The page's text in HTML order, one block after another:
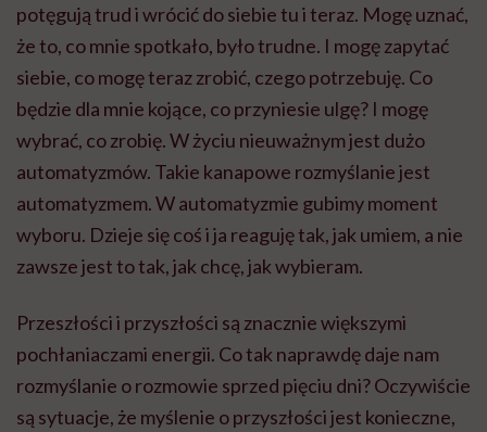
potęgują trud i wrócić do siebie tu i teraz. Mogę uznać,
że to, co mnie spotkało, było trudne. I mogę zapytać
siebie, co mogę teraz zrobić, czego potrzebuję. Co
będzie dla mnie kojące, co przyniesie ulgę? I mogę
wybrać, co zrobię. W życiu nieuważnym jest dużo
automatyzmów. Takie kanapowe rozmyślanie jest
automatyzmem. W automatyzmie gubimy moment
wyboru. Dzieje się coś i ja reaguję tak, jak umiem, a nie
zawsze jest to tak, jak chcę, jak wybieram.
Przeszłości i przyszłości są znacznie większymi
pochłaniaczami energii. Co tak naprawdę daje nam
rozmyślanie o rozmowie sprzed pięciu dni? Oczywiście
są sytuacje, że myślenie o przyszłości jest konieczne,